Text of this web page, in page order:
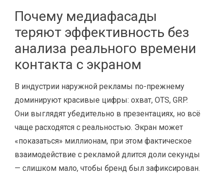
Почему медиафасады
теряют эффективность без
анализа реального времени
контакта с экраном
В индустрии наружной рекламы по-прежнему
доминируют красивые цифры: охват, OTS, GRP.
Они выглядят убедительно в презентациях, но всё
чаще расходятся с реальностью. Экран может
«показаться» миллионам, при этом фактическое
взаимодействие с рекламой длится доли секунды
— слишком мало, чтобы бренд был зафиксирован.